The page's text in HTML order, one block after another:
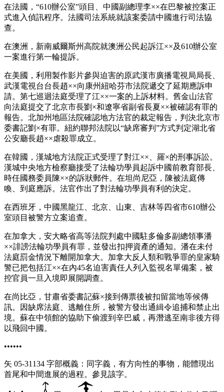
在法國，“610辦公室”頭目、中國副總理李××在巴黎被控案正
式進入偵訊程序。法國司法系統就該案委請中國進行司法協
查。
在澳洲，新南威爾斯州高院就澳洲公民起訴江××及610辦公室
一案進行第一輪提訴。
在美國，利用製作影片參與迫害的原武漢市廣播電視局局長、
武漢電視台台長趙××向康州紐哈芬市法院遞交了延期應訴申
請。第七巡迴法庭受理了江××一案的上訴材料。舊金山法官
向法庭提交了北京市長劉×和遼寧省副省長夏××被確認有罪的
報告。北加州地區法院確認地方法官的裁定報告，判決北京市
委書記劉×有罪。紐約聯邦法院以“缺席審判”方式判定湖北省
公安廳長趙××虐殺罪成立。
在韓國，漢城地方法院正式受理了對江××、羅×的刑事訴訟。
漢城中央地方檢察廳接受了法輪功學員起訴中國前教育部長、
時任國務委員陳××的訴狀郵件。在坦尚尼亞，陳被法庭傳
喚、到庭應訴。法官作出了對法輪功學員有利的決定。
在西班牙，中國黑龍江、北京、山東、吉林等四省市610辦公
室頭目被警方立案追查。
在加拿大，安大略省高等法院判處中國駐多倫多副總領事潘
××誹謗法輪功學員有罪，並發出扣押資產的通知。潘在未付
法庭罰金情況下離開加拿大。加拿大反人類和戰爭罪的皇家騎
警已把包括江××在內45名迫害責任人列入監視名單備案，被
控官員一旦入境即展開調查。
在尚比亞，甘肅省委書記蘇×接到傳票後被扣留當地等候傳
訊。因缺席法庭、逃離住所，被警方發出通緝令追捕和禁止出
境。蘇在中領館的協助下偷渡到辛巴威，再潛逃至南非後方得
以飛回中國。
••••••
矢 05-31134 字部概義：同字義，有方向性的事物，能體現出
首尾和中間進展的過程。參見該字。